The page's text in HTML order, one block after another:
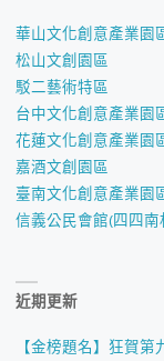
華山文化創意產業園
松山文創園區
駁二藝術特區
台中文化創意產業園
花蓮文化創意產業園
嘉酒文創園區
臺南文化創意產業園
信義公民會館(四四南
近期更新
【金榜題名】狂賀